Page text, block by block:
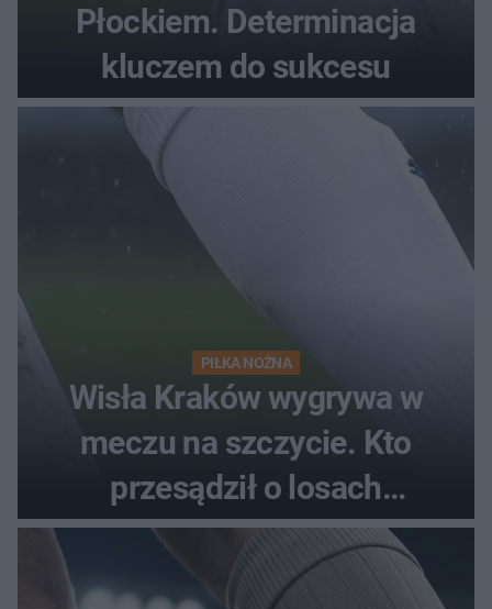
Płockiem. Determinacja
kluczem do sukcesu
PIŁKA NOŻNA
Wisła Kraków wygrywa w
meczu na szczycie. Kto
przesądził o losach
spotkania?